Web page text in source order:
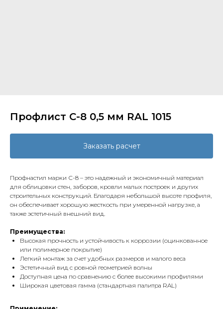
Профлист С-8 0,5 мм RAL 1015
Заказать расчет
Профнастил марки С-8 – это надежный и экономичный материал
для облицовки стен, заборов, кровли малых построек и других
строительных конструкций. Благодаря небольшой высоте профиля,
он обеспечивает хорошую жесткость при умеренной нагрузке, а
также эстетичный внешний вид.
Преимущества:
Высокая прочность и устойчивость к коррозии (оцинкованное
или полимерное покрытие)
Легкий монтаж за счет удобных размеров и малого веса
Эстетичный вид с ровной геометрией волны
Доступная цена по сравнению с более высокими профилями
Широкая цветовая гамма (стандартная палитра RAL)